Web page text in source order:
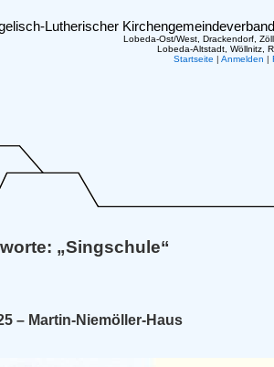
Lutherischer
Lobeda-Ost/West, Drackendorf,
Lobeda-Altstadt, Wöllnitz,
Startseite | Anmelden |
„Singschule“
– Martin-Niemöller-Haus